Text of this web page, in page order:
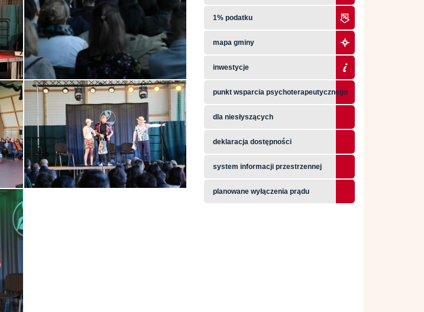
1% podatku
mapa gminy
inwestycje
punkt wsparcia psychoterapeutycznego
dla niesłyszących
deklaracja dostępności
system informacji przestrzennej
planowane wyłączenia prądu